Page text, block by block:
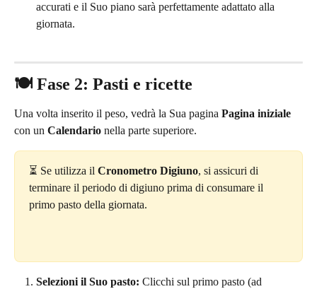
accurati e il Suo piano sarà perfettamente adattato alla
giornata.
🍽️ Fase 2: Pasti e ricette
Una volta inserito il peso, vedrà la Sua pagina Pagina iniziale
con un Calendario nella parte superiore.
⏳ Se utilizza il Cronometro Digiuno, si assicuri di
terminare il periodo di digiuno prima di consumare il
primo pasto della giornata.
Selezioni il Suo pasto: Clicchi sul primo pasto (ad